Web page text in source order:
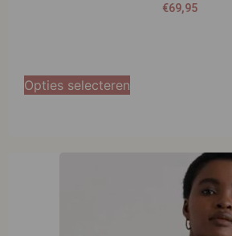
€69,95
Opties selecteren